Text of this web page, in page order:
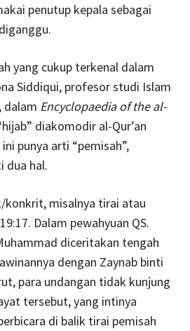
penutup kepala sebagai
yang cukup terkenal dalam
Siddiqui, profesor studi Islam
dalam Encyclopaedia of the al-
diakomodir al-Qur’an
punya arti “pemisah”,
dua hal.
konkrit, misalnya tirai atau
Dalam pewahyuan QS.
diceritakan tengah
dengan Zaynab binti
para undangan tidak kunjung
tersebut, yang intinya
di balik tirai pemisah